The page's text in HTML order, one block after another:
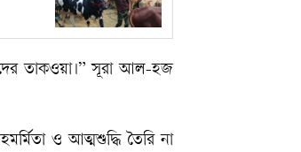
তাকওয়া।” সূরা আল-হজ
ও আত্মশুদ্ধি তৈরি না